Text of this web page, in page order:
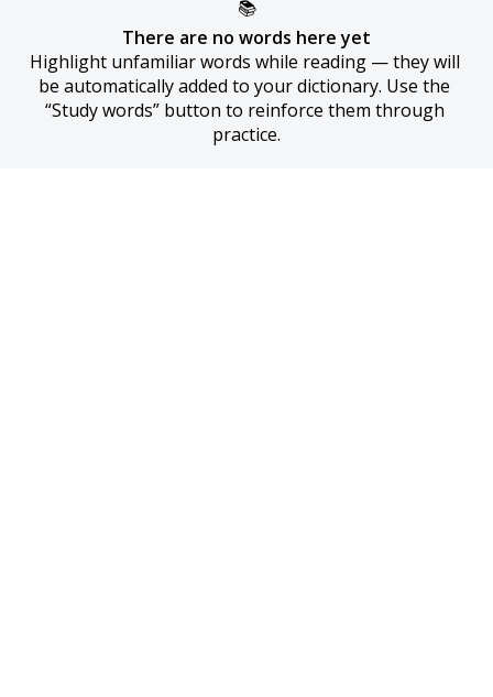
📚
There are no words here yet
Highlight unfamiliar words while reading — they will
be automatically added to your dictionary. Use the
“Study words” button to reinforce them through
practice.